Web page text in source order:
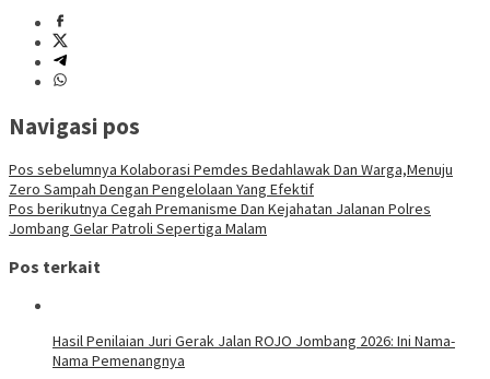
Navigasi pos
Pos sebelumnya Kolaborasi Pemdes Bedahlawak Dan Warga,Menuju
Zero Sampah Dengan Pengelolaan Yang Efektif
Pos berikutnya Cegah Premanisme Dan Kejahatan Jalanan Polres
Jombang Gelar Patroli Sepertiga Malam
Pos terkait
Hasil Penilaian Juri Gerak Jalan ROJO Jombang 2026: Ini Nama-
Nama Pemenangnya